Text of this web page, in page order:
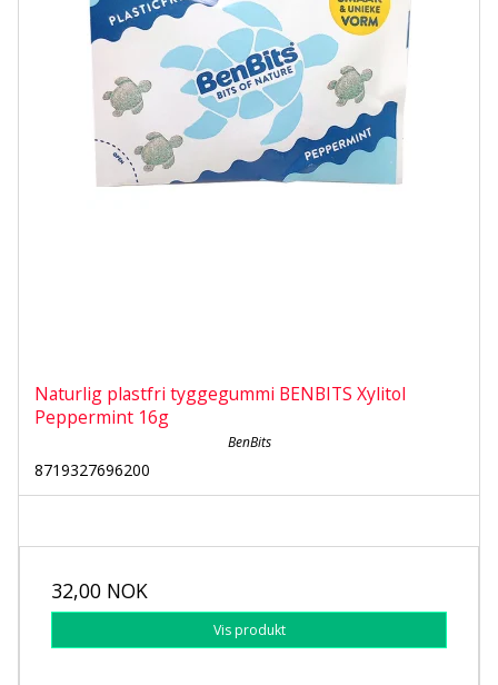
Naturlig plastfri tyggegummi BENBITS Xylitol
Peppermint 16g
BenBits
8719327696200
32,00 NOK
Vis produkt